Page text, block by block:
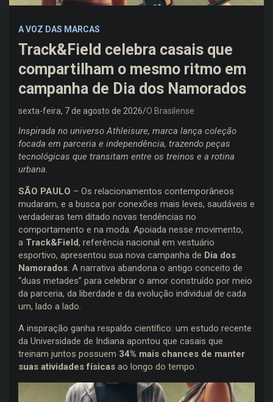
A VOZ DAS MARCAS
Track&Field celebra casais que
compartilham o mesmo ritmo em
campanha de Dia dos Namorados
sexta-feira, 7 de agosto de 2026 O Brasilense
Inspirada no universo Athleisure, marca lança coleção
focada em parceria e independência, trazendo peças
tecnológicas que transitam entre os treinos e a rotina
urbana.
SÃO PAULO – Os relacionamentos contemporâneos
mudaram, e a busca por conexões mais leves, saudáveis e
verdadeiras tem ditado novas tendências no
comportamento e na moda. Apoiada nesse movimento,
a Track&Field, referência nacional em vestuário
esportivo, apresentou sua nova campanha de Dia dos
Namorados. A narrativa abandona o antigo conceito de
“duas metades” para celebrar o amor construído por meio
da parceria, da liberdade e da evolução individual de cada
um, lado a lado.
A inspiração ganha respaldo científico: um estudo recente
da Universidade de Indiana apontou que casais que
treinam juntos possuem 34% mais chances de manter
suas atividades físicas ao longo do tempo.